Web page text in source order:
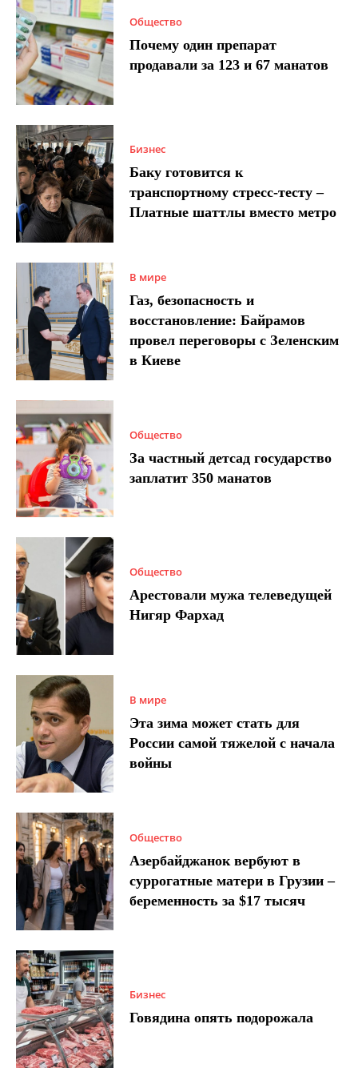
Общество
Почему один препарат
продавали за 123 и 67 манатов
Бизнес
Баку готовится к
транспортному стресс-тесту –
Платные шаттлы вместо метро
В мире
Газ, безопасность и
восстановление: Байрамов
провел переговоры с Зеленским
в Киеве
Общество
За частный детсад государство
заплатит 350 манатов
Общество
Арестовали мужа телеведущей
Нигяр Фархад
В мире
Эта зима может стать для
России самой тяжелой с начала
войны
Общество
Азербайджанок вербуют в
суррогатные матери в Грузии –
беременность за $17 тысяч
Бизнес
Говядина опять подорожала